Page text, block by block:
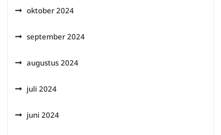
oktober 2024
september 2024
augustus 2024
juli 2024
juni 2024